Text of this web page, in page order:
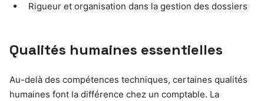
Rigueur et organisation dans la gestion des dossiers
Qualités humaines essentielles
Au-delà des compétences techniques, certaines qualités
humaines font la différence chez un comptable. La